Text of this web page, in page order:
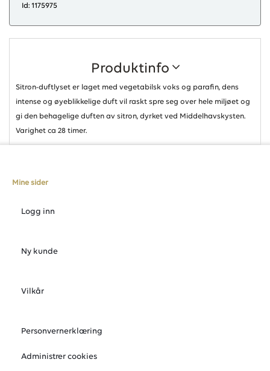
Id: 1175975
Produktinfo
Sitron-duftlyset er laget med vegetabilsk voks og parafin, dens
intense og øyeblikkelige duft vil raskt spre seg over hele miljøet og
gi den behagelige duften av sitron, dyrket ved Middelhavskysten.
Varighet ca 28 timer.
Mine sider
Logg inn
Ny kunde
Vilkår
Personvernerklæring
Administrer cookies